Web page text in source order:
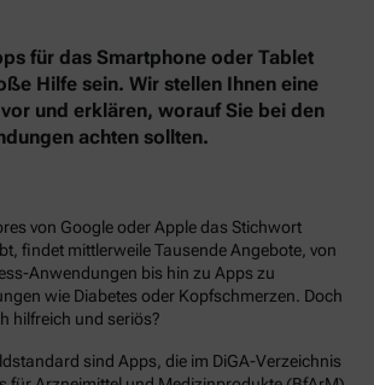
für das Smartphone oder Tablet
Hilfe sein. Wir stellen Ihnen eine
und erklären, worauf Sie bei den
achten sollten.
von Google oder Apple das Stichwort
findet mittlerweile Tausende Angebote, von
Anwendungen bis hin zu Apps zu
wie Diabetes oder Kopfschmerzen. Doch
hilfreich und seriös?
sind Apps, die im DiGA-Verzeichnis